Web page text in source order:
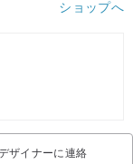
ショップへ
ザイナーに連絡